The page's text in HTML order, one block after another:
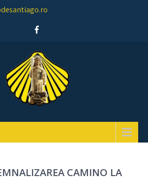
CAMINO LA